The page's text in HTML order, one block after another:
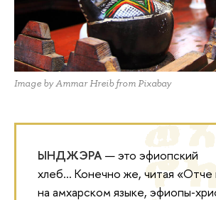
Image by Ammar Hreib from Pixabay
ЫНДЖЭРА — это эфиопский
хлеб... Конечно же, читая «Отче
на амхарском языке,